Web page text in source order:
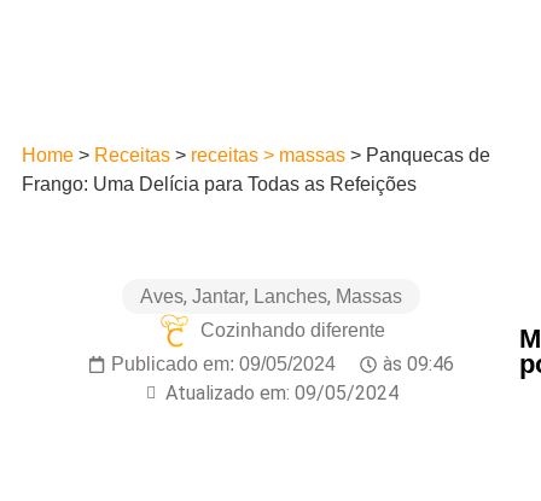
Home> Receitas> receitas > massas> Panquecas de
Frango: Uma Delícia para Todas as Refeições
Aves, Jantar, Lanches, Massas
Cozinhando diferente
Publicado em: 09/05/2024 às 09:46
Atualizado em: 09/05/2024